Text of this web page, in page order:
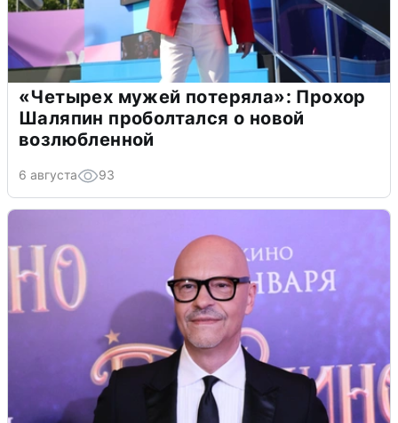
«Четырех мужей потеряла»: Прохор
Шаляпин проболтался о новой
возлюбленной
6 августа 93